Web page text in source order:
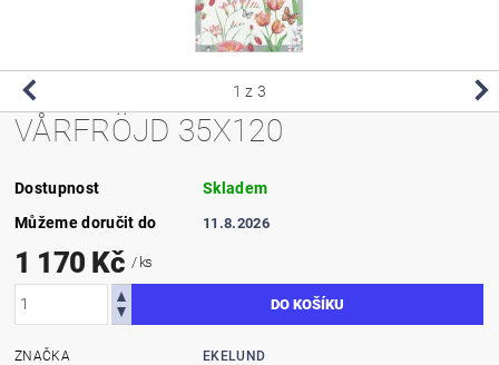
1 z 3
VÅRFRÖJD 35X120
Dostupnost
Skladem
Můžeme doručit do
11.8.2026
1 170 Kč / ks
ZNAČKA
EKELUND